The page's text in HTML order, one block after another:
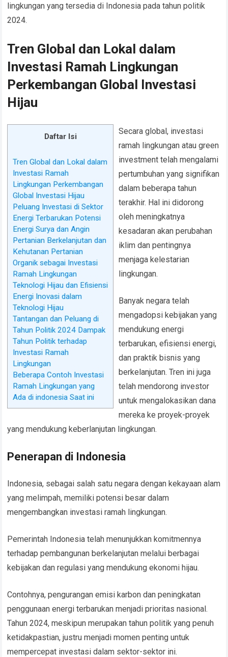
lingkungan yang tersedia di Indonesia pada tahun politik
2024.
Tren Global dan Lokal dalam
Investasi Ramah Lingkungan
Perkembangan Global Investasi
Hijau
Daftar Isi
Tren Global dan Lokal dalam
Investasi Ramah
Lingkungan Perkembangan
Global Investasi Hijau
Peluang Investasi di Sektor
Energi Terbarukan Potensi
Energi Surya dan Angin
Pertanian Berkelanjutan dan
Kehutanan Pertanian
Organik sebagai Investasi
Ramah Lingkungan
Teknologi Hijau dan Efisiensi
Energi Inovasi dalam
Teknologi Hijau
Tantangan dan Peluang di
Tahun Politik 2024 Dampak
Tahun Politik terhadap
Investasi Ramah
Lingkungan
Beberapa Contoh Investasi
Ramah Lingkungan yang
Ada di indonesia Saat ini
Secara global, investasi
ramah lingkungan atau green
investment telah mengalami
pertumbuhan yang signifikan
dalam beberapa tahun
terakhir. Hal ini didorong
oleh meningkatnya
kesadaran akan perubahan
iklim dan pentingnya
menjaga kelestarian
lingkungan.
Banyak negara telah
mengadopsi kebijakan yang
mendukung energi
terbarukan, efisiensi energi,
dan praktik bisnis yang
berkelanjutan. Tren ini juga
telah mendorong investor
untuk mengalokasikan dana
mereka ke proyek-proyek
yang mendukung keberlanjutan lingkungan.
Penerapan di Indonesia
Indonesia, sebagai salah satu negara dengan kekayaan alam
yang melimpah, memiliki potensi besar dalam
mengembangkan investasi ramah lingkungan.
Pemerintah Indonesia telah menunjukkan komitmennya
terhadap pembangunan berkelanjutan melalui berbagai
kebijakan dan regulasi yang mendukung ekonomi hijau.
Contohnya, pengurangan emisi karbon dan peningkatan
penggunaan energi terbarukan menjadi prioritas nasional.
Tahun 2024, meskipun merupakan tahun politik yang penuh
ketidakpastian, justru menjadi momen penting untuk
mempercepat investasi dalam sektor-sektor ini.